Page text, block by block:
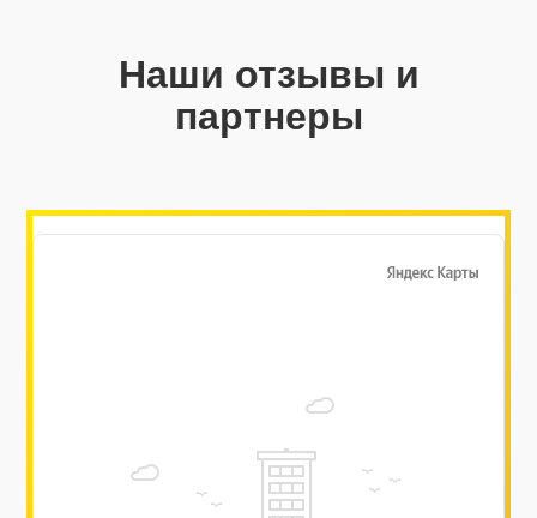
Наши отзывы и
партнеры